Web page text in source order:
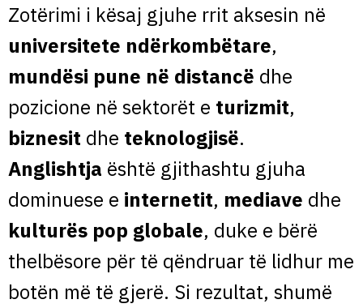
Zotërimi i kësaj gjuhe rrit aksesin në
universitete ndërkombëtare,
mundësi pune në distancë dhe
pozicione në sektorët e turizmit,
biznesit dhe teknologjisë.
Anglishtja është gjithashtu gjuha
dominuese e internetit, mediave dhe
kulturës pop globale, duke e bërë
thelbësore për të qëndruar të lidhur me
botën më të gjerë. Si rezultat, shumë